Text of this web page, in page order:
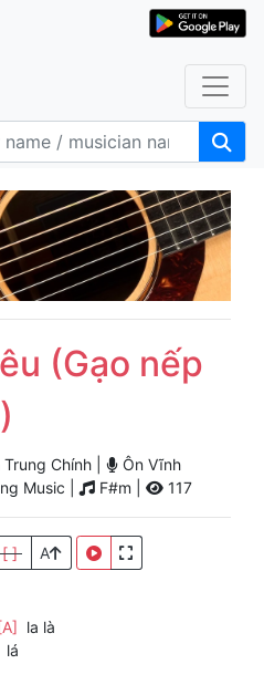
(Gạo nếp
Chính |
Ôn Vĩnh
Music | F#m | 117
[ ] A
la là
lá